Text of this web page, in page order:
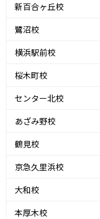
新百合ヶ丘校
鷺沼校
横浜駅前校
桜木町校
センター北校
あざみ野校
鶴見校
京急久里浜校
大和校
本厚木校